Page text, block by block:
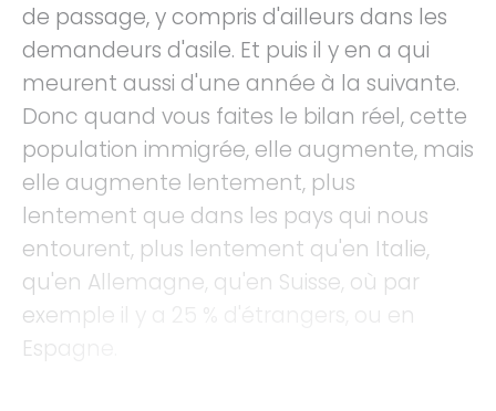
de passage, y compris d'ailleurs dans les
demandeurs d'asile. Et puis il y en a qui
meurent aussi d'une année à la suivante.
Donc quand vous faites le bilan réel, cette
population immigrée, elle augmente, mais
elle augmente lentement, plus
lentement que dans les pays qui nous
entourent, plus lentement qu'en Italie,
qu'en Allemagne, qu'en Suisse, où par
exemple il y a 25 % d'étrangers, ou en
Espagne.